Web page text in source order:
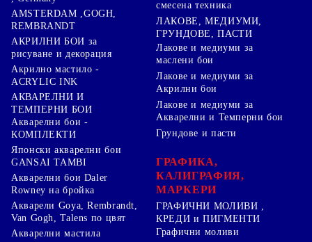
AMSTERDAM ,GOGH,
REMBRANDT
АКРИЛНИ БОИ за
рисуване и декорация
Акрилно мастило -
ACRYLIC INK
АКВАРЕЛНИ И
ТЕМПЕРНИ БОИ
Акварелни бои -
КОМПЛЕКТИ
Японски акварелни бои
GANSAI TAMBI
Акварелни бои Daler
Rowney на бройка
Акварели Goya, Rembrandt,
Van Gogh, Talens по цвят
Акварелни мастила
смесена техника
ЛАКОВЕ, МЕДИУМИ,
ГРУНДОВЕ, ПАСТИ
Лакове и медиуми за
маслени бои
Лакове и медиуми за
Акрилни бои
Лакове и медиуми за
Акварелни и Темперни бои
Грундове и пасти
ГРАФИКА,
КАЛИГРАФИЯ,
МАРКЕРИ
ГРАФИЧНИ МОЛИВИ ,
КРЕДИ и ПИГМЕНТИ
Графични моливи